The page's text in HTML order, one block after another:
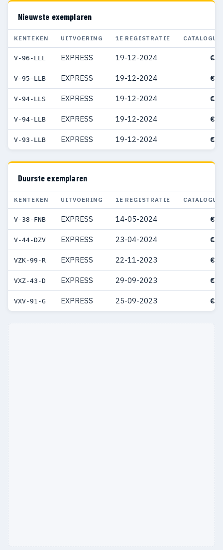
Nieuwste exemplaren
KENTEKEN UITVOERING 1E REGISTRATIE
V-96-LLL EXPRESS 19-12-2024 €
V-95-LLB EXPRESS 19-12-2024 €
V-94-LLS EXPRESS 19-12-2024 €
V-94-LLB EXPRESS 19-12-2024 €
V-93-LLB EXPRESS 19-12-2024 €
Duurste exemplaren
KENTEKEN UITVOERING 1E REGISTRATIE
V-38-FNB EXPRESS 14-05-2024 €
V-44-DZV EXPRESS 23-04-2024 €
VZK-99-R EXPRESS 22-11-2023 €
VXZ-43-D EXPRESS 29-09-2023 €
VXV-91-G EXPRESS 25-09-2023 €